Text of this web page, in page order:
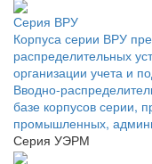
Серия ВРУ
Корпуса серии ВРУ
распределительных
организации учета и
Вводно-
базе корпусов серии,
промышленных,
Серия УЭРМ